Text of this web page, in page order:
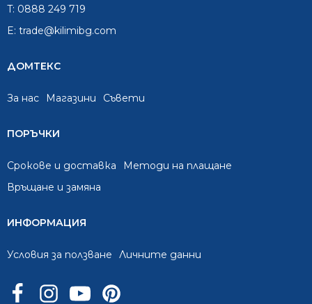
T: 0888 249 719
E: trade@kilimibg.com
ДОМТЕКС
За нас Mагазини Съвети
ПОРЪЧКИ
Срокове и доставка
Методи на плащане
Връщане и замяна
ИНФОРМАЦИЯ
Условия за ползване Личните данни